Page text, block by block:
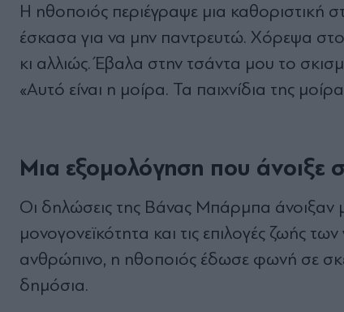
Η ηθοποιός περιέγραψε μια καθοριστική
έσκασα για να μην παντρευτώ. Χόρεψα
κι αλλιώς. Έβαλα στην τσάντα μου το
«Αυτό είναι η μοίρα. Τα παιχνίδια της
Μια εξομολόγηση που άνοιξε
Οι δηλώσεις της Βάνας Μπάρμπα άνοιξαν
μονογονεϊκότητα και τις επιλογές ζωής
ανθρώπινο, η ηθοποιός έδωσε φωνή σε
δημόσια.